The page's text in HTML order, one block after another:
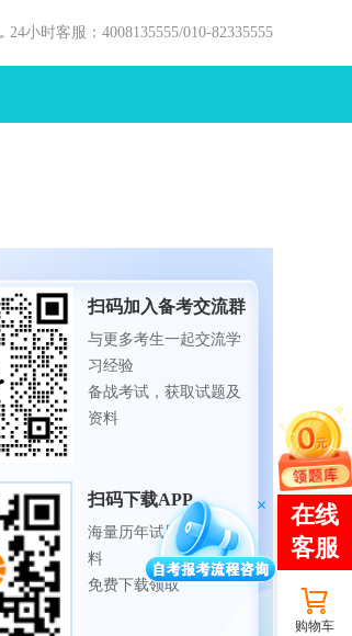
24小时客服：4008135555/010-82335555
扫码加入备考交流群
与更多考生一起交流学
习经验
备战考试，获取试题及
资料
扫码下载APP
海量历年试题、备考资
料
免费下载领取
购物车